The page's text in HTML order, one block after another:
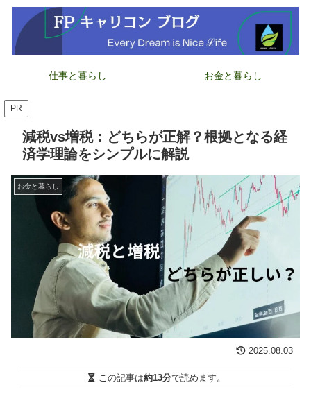
仕事と暮らし お金と暮らし
PR
減税vs増税：どちらが正解？根拠となる経
済学理論をシンプルに解説
お金と暮らし
2025.08.03
この記事は約13分で読めます。